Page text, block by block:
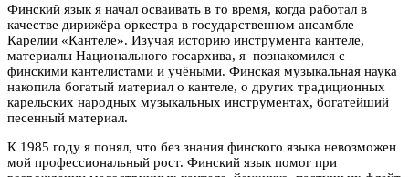
Финский язык я начал осваивать в то время, когда работал в
качестве дирижёра оркестра в государственном ансамбле
Карелии «Кантеле». Изучая историю инструмента кантеле,
материалы Национального госархива, я познакомился с
финскими кантелистами и учёными. Финская музыкальная наука
накопила богатый материал о кантеле, о других традиционных
карельских народных музыкальных инструментах, богатейший
песенный материал.
К 1985 году я понял, что без знания финского языка невозможен
мой профессиональный рост. Финский язык помог при